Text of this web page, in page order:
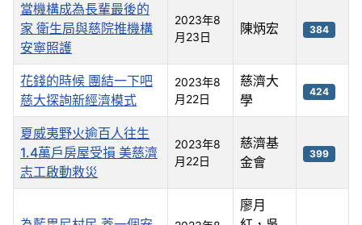
當機構成為長輩最後的
家 衛生局與慈院推機構
安寧照護
2023年8
月23日
陳炳宏 384
花錢的時候 團結一下吧
慈大探詢新經濟模式
2023年8
月22日
慈濟大
學
424
夏威夷野火逾百人往生
1.4萬戶房屋受損 美慈濟
志工啟動救災
2023年8
月22日
慈濟基
金會
399
廖月